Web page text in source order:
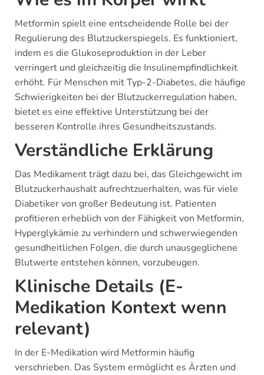
Metformin spielt eine entscheidende Rolle bei der
Regulierung des Blutzuckerspiegels. Es funktioniert,
indem es die Glukoseproduktion in der Leber
verringert und gleichzeitig die Insulinempfindlichkeit
erhöht. Für Menschen mit Typ-2-Diabetes, die häufige
Schwierigkeiten bei der Blutzuckerregulation haben,
bietet es eine effektive Unterstützung bei der
besseren Kontrolle ihres Gesundheitszustands.
Verständliche Erklärung
Das Medikament trägt dazu bei, das Gleichgewicht im
Blutzuckerhaushalt aufrechtzuerhalten, was für viele
Diabetiker von großer Bedeutung ist. Patienten
profitieren erheblich von der Fähigkeit von Metformin,
Hyperglykämie zu verhindern und schwerwiegenden
gesundheitlichen Folgen, die durch unausgeglichene
Blutwerte entstehen können, vorzubeugen.
Klinische Details (E-
Medikation Kontext wenn
relevant)
In der E-Medikation wird Metformin häufig
verschrieben. Das System ermöglicht es Ärzten und